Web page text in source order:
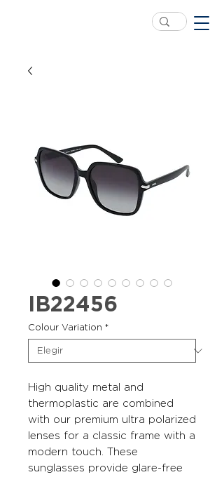
IB22456
Colour Variation *
High quality metal and
thermoplastic are combined
with our premium ultra polarized
lenses for a classic frame with a
modern touch. These
sunglasses provide glare-free